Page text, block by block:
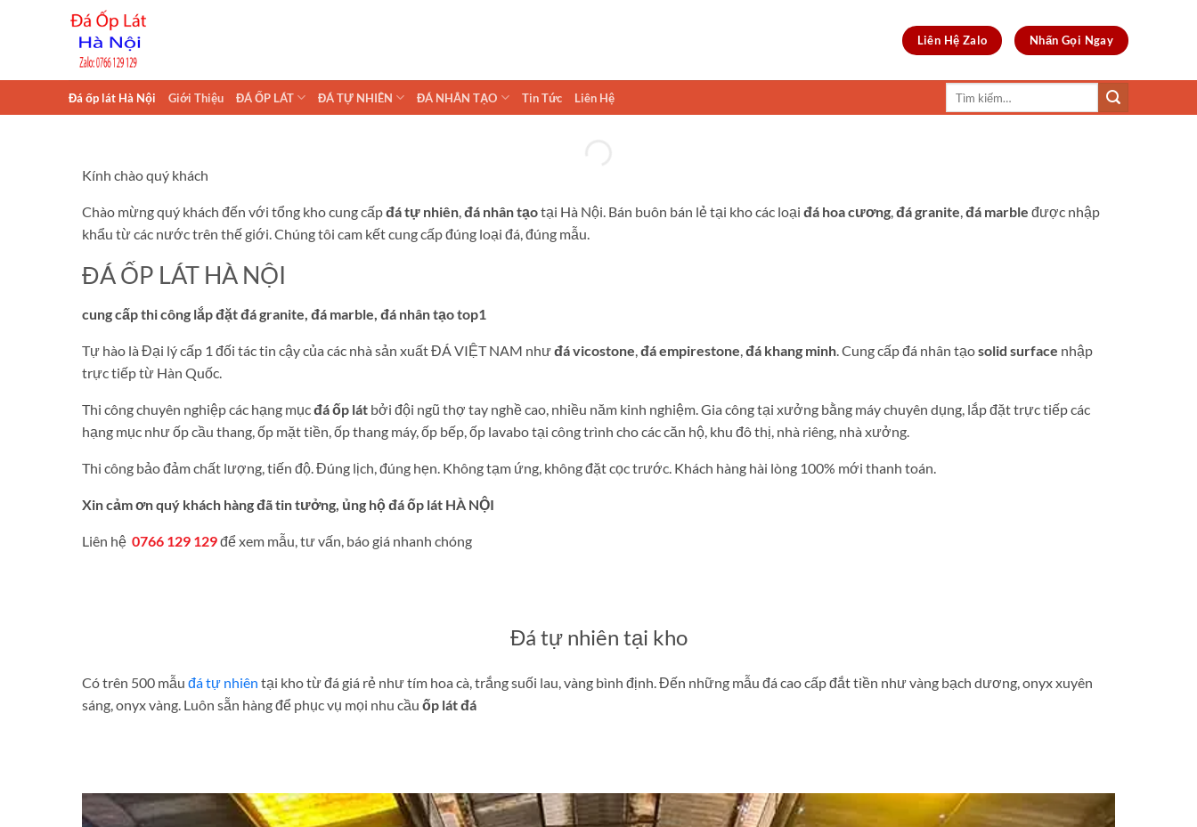
Liên Hệ Zalo Nhấn Gọi Ngay
Đá ốp lát Hà Nội Giới Thiệu ĐÁ ỐP LÁT ĐÁ TỰ NHIÊN ĐÁ NHÂN TẠO Tin Tức Liên Hệ
Kính chào quý khách
Chào mừng quý khách đến với tổng kho cung cấpđá tự nhiên,đá nhân tạotại Hà Nội. Bán buôn bán lẻ tại kho các loại đá hoa cương,đá granite,đá marble được nhập
khẩu từ các nước trên thế giới. Chúng tôi cam kết cung cấp đúng loại đá, đúng mẫu.
ĐÁ ỐP LÁT HÀ NỘI
cung cấp thi công lắp đặt đá granite, đá marble, đá nhân tạo top1
Tự hào là Đại lý cấp 1 đối tác tin cậy của các nhà sản xuất ĐÁ VIỆT NAM nhưđá vicostone đá empirestone đá khang minh . Cung cấp đá nhân tạosolid surface nhập
trực tiếp từ Hàn Quốc.
Thi công chuyên nghiệp các hạng mụcđá ốp lát bởi đội ngũ thợ tay nghề cao, nhiều năm kinh nghiệm. Gia công tại xưởng bằng máy chuyên dụng, lắp đặt trực tiếp các
hạng mục như ốp cầu thang, ốp mặt tiền, ốp thang máy, ốp bếp, ốp lavabo tại công trình cho các căn hộ, khu đô thị, nhà riêng, nhà xưởng.
Thi công bảo đảm chất lượng, tiến độ. Đúng lịch, đúng hẹn. Không tạm ứng, không đặt cọc trước. Khách hàng hài lòng 100% mới thanh toán.
Xin cảm ơn quý khách hàng đã tin tưởng, ủng hộ đá ốp lát HÀ NỘI
Liên hệ 0766 129 129để xem mẫu, tư vấn, báo giá nhanh chóng
Đá tự nhiên tại kho
Có trên 500 mẫu đá tự nhiên tại kho từ đá giá rẻ như tím hoa cà, trắng suối lau, vàng bình định. Đến những mẫu đá cao cấp đắt tiền như vàng bạch dương, onyx xuyên
sáng, onyx vàng. Luôn sẵn hàng để phục vụ mọi nhu cầu ốp lát đá